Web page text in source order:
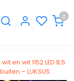
0
en wit 1152 LED 8,5
– LUKSUS